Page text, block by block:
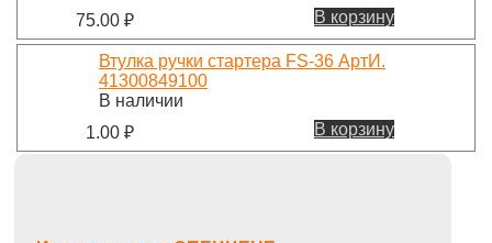
75.00 ₽ В корзину
Втулка ручки стартера FS-36 АртИ.
41300849100
В наличии
1.00 ₽ В корзину